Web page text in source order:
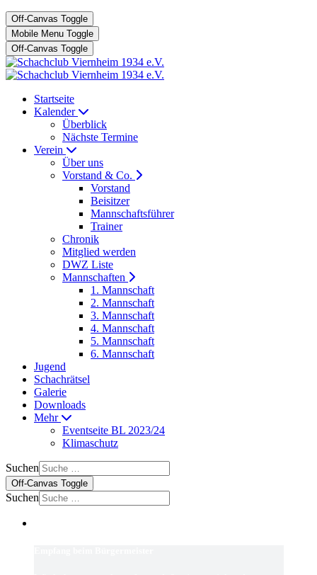
Off-Canvas Toggle
Mobile Menu Toggle
Off-Canvas Toggle
Startseite
Kalender
Überblick
Nächste Termine
Verein
Über uns
Vorstand & Co.
Vorstand
Beisitzer
Mannschaftsführer
Trainer
Chronik
Mitglied werden
DWZ Liste
Mannschaften
1. Mannschaft
2. Mannschaft
3. Mannschaft
4. Mannschaft
5. Mannschaft
6. Mannschaft
Jugend
Schachrätsel
Galerie
Downloads
Mehr
Eventseite BL 2023/24
Klimaschutz
Suchen
Off-Canvas Toggle
Suchen